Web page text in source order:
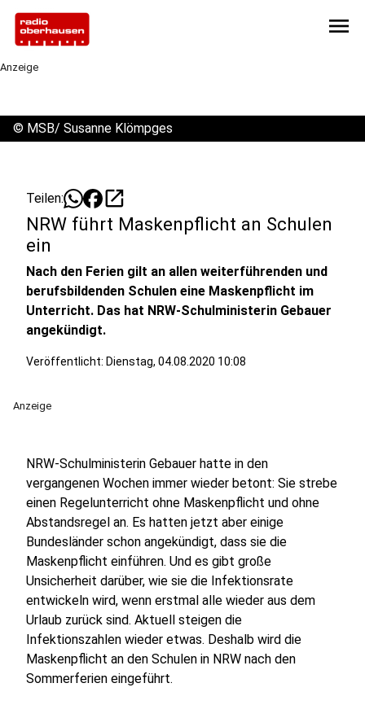
menu
Anzeige
© MSB/ Susanne Klömpges
Teilen: open_in_new
NRW führt Maskenpflicht an Schulen
ein
Nach den Ferien gilt an allen weiterführenden und
berufsbildenden Schulen eine Maskenpflicht im
Unterricht. Das hat NRW-Schulministerin Gebauer
angekündigt.
Veröffentlicht: Dienstag, 04.08.2020 10:08
Anzeige
NRW-Schulministerin Gebauer hatte in den
vergangenen Wochen immer wieder betont: Sie strebe
einen Regelunterricht ohne Maskenpflicht und ohne
Abstandsregel an. Es hatten jetzt aber einige
Bundesländer schon angekündigt, dass sie die
Maskenpflicht einführen. Und es gibt große
Unsicherheit darüber, wie sie die Infektionsrate
entwickeln wird, wenn erstmal alle wieder aus dem
Urlaub zurück sind. Aktuell steigen die
Infektionszahlen wieder etwas. Deshalb wird die
Maskenpflicht an den Schulen in NRW nach den
Sommerferien eingeführt.